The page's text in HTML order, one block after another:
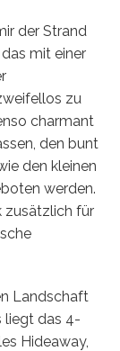
der Strand
mit einer
zu
charmant
den bunt
den kleinen
werden.
zusätzlich für
Landschaft
liegt das 4-
Hideaway,